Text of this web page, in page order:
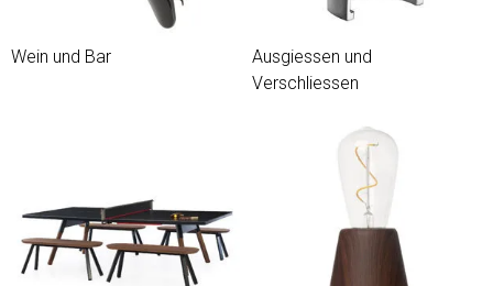
Wein und Bar
Ausgiessen und
Verschliessen